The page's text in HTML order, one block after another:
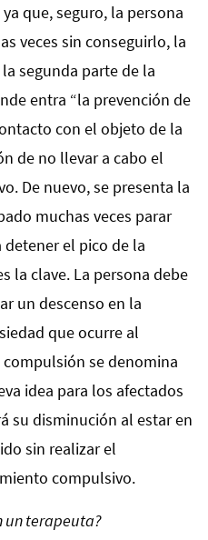
que, seguro, la persona
veces sin conseguirlo, la
segunda parte de la
entra “la prevención de
con el objeto de la
de no llevar a cabo el
De nuevo, se presenta la
muchas veces parar
el pico de la
la clave. La persona debe
un descenso en la
que ocurre al
se denomina
idea para los afectados
su disminución al estar en
sin realizar el
compulsivo.
un terapeuta?